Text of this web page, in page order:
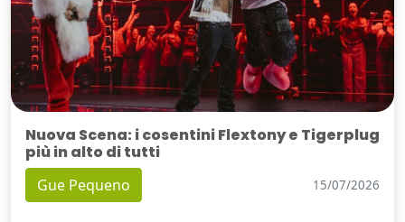
Nuova Scena: i cosentini Flextony e Tigerplug
più in alto di tutti
Gue Pequeno 15/07/2026